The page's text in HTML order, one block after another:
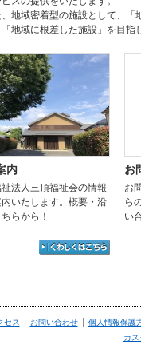
地域密着型の施設として、「
地域に根差した施設」を目指
内
法人三頂福祉会の情報
内いたします。概要・沿
らから！
お
お
ら
い
セス お問い合わせ 個人情報保護
カ